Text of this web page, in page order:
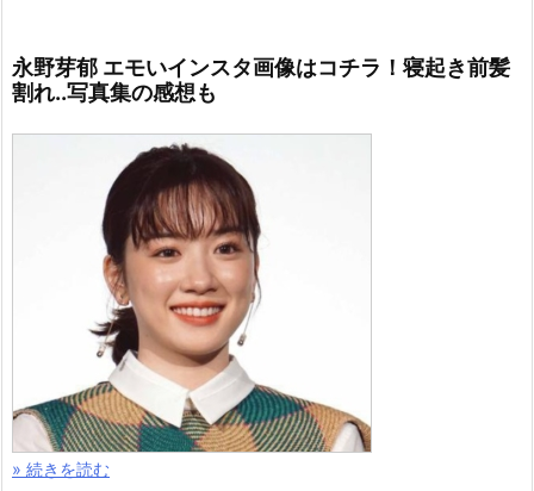
永野芽郁 エモいインスタ画像はコチラ！寝起き前髪
割れ..写真集の感想も
» 続きを読む